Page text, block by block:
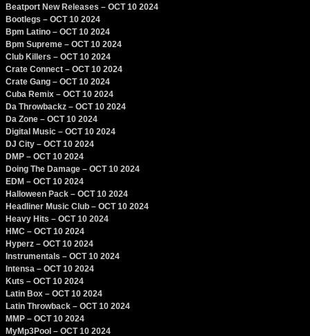
Beatport New Releases – OCT 10 2024
Bootlegs – OCT 10 2024
Bpm Latino – OCT 10 2024
Bpm Supreme – OCT 10 2024
Club Killers – OCT 10 2024
Crate Connect – OCT 10 2024
Crate Gang – OCT 10 2024
Cuba Remix – OCT 10 2024
Da Throwbackz – OCT 10 2024
Da Zone – OCT 10 2024
Digital Music – OCT 10 2024
DJ City – OCT 10 2024
DMP – OCT 10 2024
Doing The Damage – OCT 10 2024
EDM – OCT 10 2024
Halloween Pack – OCT 10 2024
Headliner Music Club – OCT 10 2024
Heavy Hits – OCT 10 2024
HMC – OCT 10 2024
Hyperz – OCT 10 2024
Instrumentals – OCT 10 2024
Intensa – OCT 10 2024
Kuts – OCT 10 2024
Latin Box – OCT 10 2024
Latin Throwback – OCT 10 2024
MMP – OCT 10 2024
MyMp3Pool – OCT 10 2024